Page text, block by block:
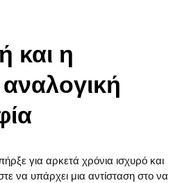
και η
για αρκετά χρόνια ισχυρό και
να υπάρχει μια αντίσταση στο να